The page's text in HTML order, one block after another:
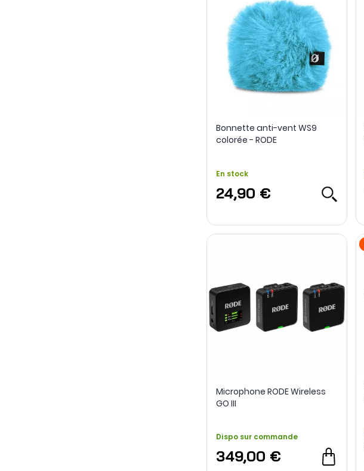
Bonnette anti-vent WS9
colorée - RODE
En stock
24,90 €
Microphone RODE Wireless
GO III
Dispo sur commande
349,00 €